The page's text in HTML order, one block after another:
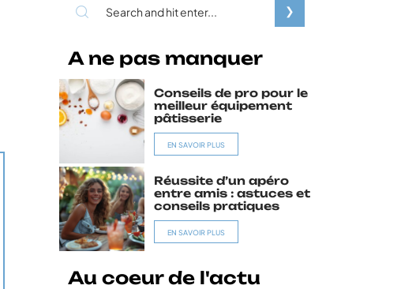
A ne pas manquer
Conseils de pro pour le
meilleur équipement
pâtisserie
EN SAVOIR PLUS
Réussite d’un apéro
entre amis : astuces et
conseils pratiques
EN SAVOIR PLUS
Au coeur de l'actu